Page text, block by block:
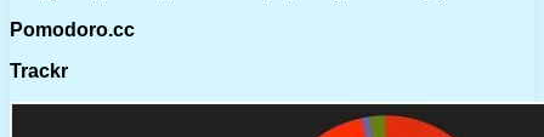
Pomodoro.cc
Trackr